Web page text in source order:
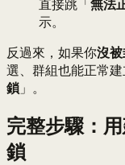
直接跳「無法
示。
反過來，如果你沒
選、群組也能正常
鎖 」。
完整步驟：
鎖